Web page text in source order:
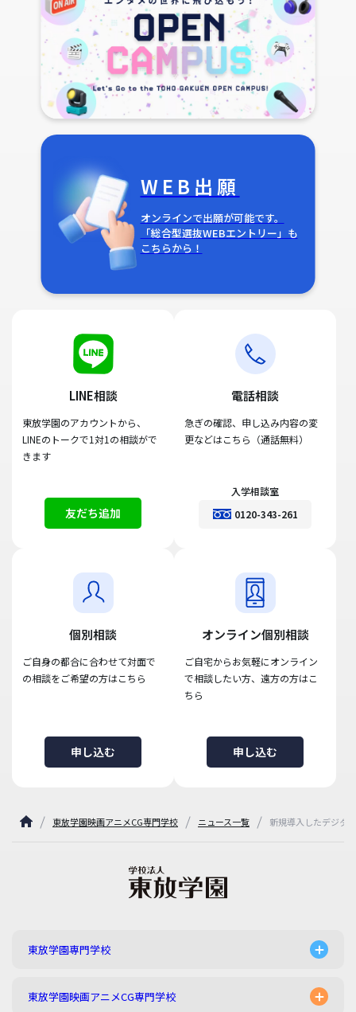
WEB出願
オンラインで出願が可能です。
「総合型選抜WEBエントリー」も
こちらから！
LINE相談
東放学園のアカウントから、
LINEのトークで1対1の相談がで
きます
友だち追加
電話相談
急ぎの確認、申し込み内容の変
更などはこちら（通話無料）
入学相談室
0120-343-261
個別相談
ご自身の都合に合わせて対面で
の相談をご希望の方はこちら
申し込む
オンライン個別相談
ご自宅からお気軽にオンライン
で相談したい方、遠方の方はこ
ちら
申し込む
東放学園映画アニメCG専門学校 ニュース一覧 新規導入したデジタ
東放学園専門学校
東放学園映画アニメCG専門学校